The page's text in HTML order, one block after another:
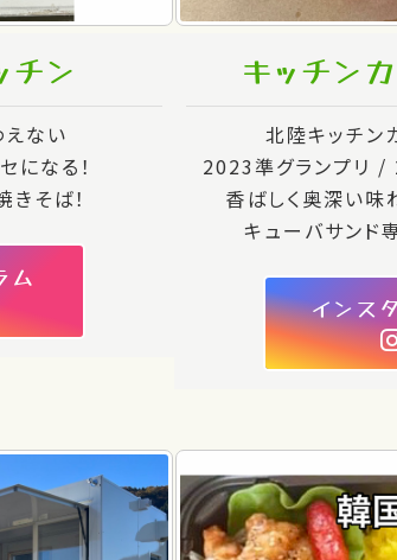
チン
ない
になる！
そば！
ム
キッチン
北陸キッチン
2023準グランプリ /
香ばしく奥深い味
キューバサンド
インス